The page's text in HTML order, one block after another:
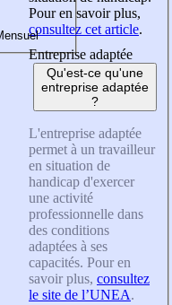
Pour en savoir plus,
consultez cet article.
Entreprise adaptée
Qu'est-ce qu'une
entreprise adaptée
?
L'entreprise adaptée
permet à un travailleur
en situation de
handicap d'exercer
une activité
professionnelle dans
des conditions
adaptées à ses
capacités. Pour en
savoir plus, consultez
le site de l’UNEA.